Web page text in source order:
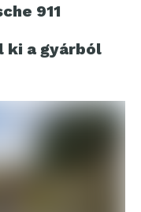
911
ki a gyárból